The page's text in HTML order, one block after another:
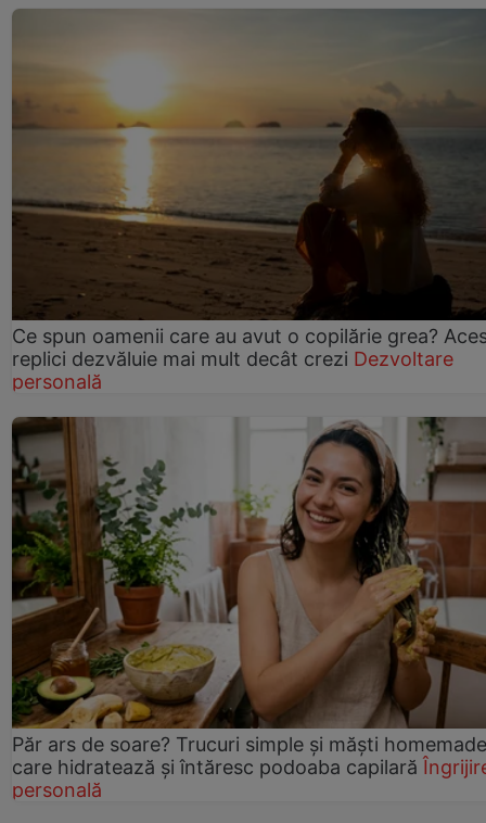
Ce spun oamenii care au avut o copilărie grea?
replici dezvăluie mai mult decât crezi Dezvoltare
personală
Păr ars de soare? Trucuri simple și măști homemade
care hidratează și întăresc podoaba capilară
personală